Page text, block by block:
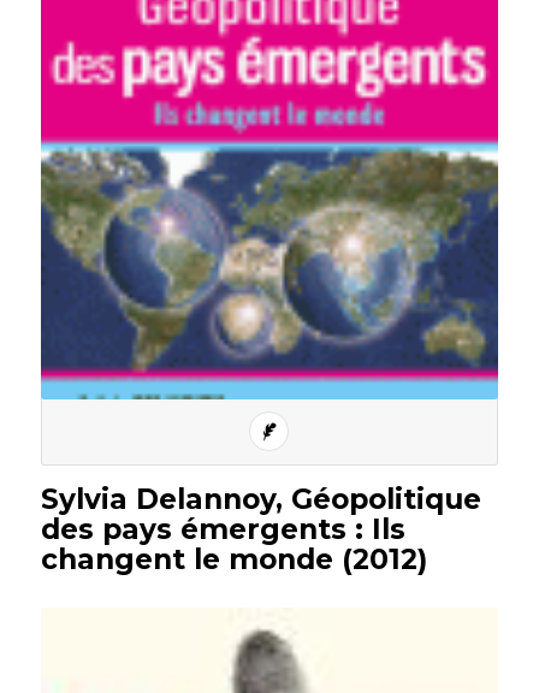
Sylvia Delannoy, Géopolitique
des pays émergents : Ils
changent le monde (2012)